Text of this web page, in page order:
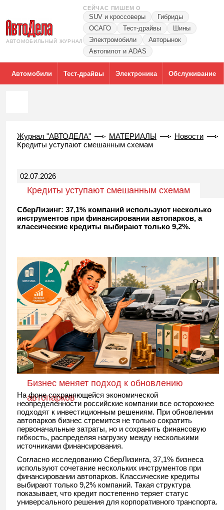
АВТОМОБИЛЬНЫЙ ЖУРНАЛ
СЕЙЧАС ПИШЕМ О
SUV и кроссоверы
Гибриды
ОСАГО
Тест-драйвы
Шины
Электромобили
Авторынок
Автопилот и ADAS
Автомобили Тест-драйвы Электроника Обслуживание
Журнал "АВТОДЕЛА" МАТЕРИАЛЫ
Новости
Кредиты уступают смешанным схемам
02.07.2026
Кредиты уступают смешанным схемам
СберЛизинг: 37,1% компаний используют несколько
инструментов при финансировании автопарков, а
классические кредиты выбирают только 9,2%.
Бизнес меняет подход к обновлению
автопарков
На фоне сохраняющейся экономической
неопределенности российские компании все осторожнее
подходят к инвестиционным решениям. При обновлении
автопарков бизнес стремится не только сократить
первоначальные затраты, но и сохранить финансовую
гибкость, распределяя нагрузку между несколькими
источниками финансирования.
Согласно исследованию СберЛизинга, 37,1% бизнеса
используют сочетание нескольких инструментов при
финансировании автопарков. Классические кредиты
выбирают только 9,2% компаний. Такая структура
показывает, что кредит постепенно теряет статус
универсального решения для корпоративного транспорта.